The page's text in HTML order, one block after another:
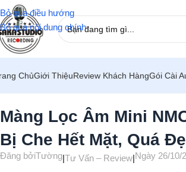
Bỏ qua điều hướng
Bỏ qua nội dung chính
ChủGiới ThiệuReview Khách HàngGói Cài
Màng Lọc Âm Mini
Bị Che Hết Mặt, Quá
Đăng bởiTường|Tư Vấn – Review|Ngày 26/10/